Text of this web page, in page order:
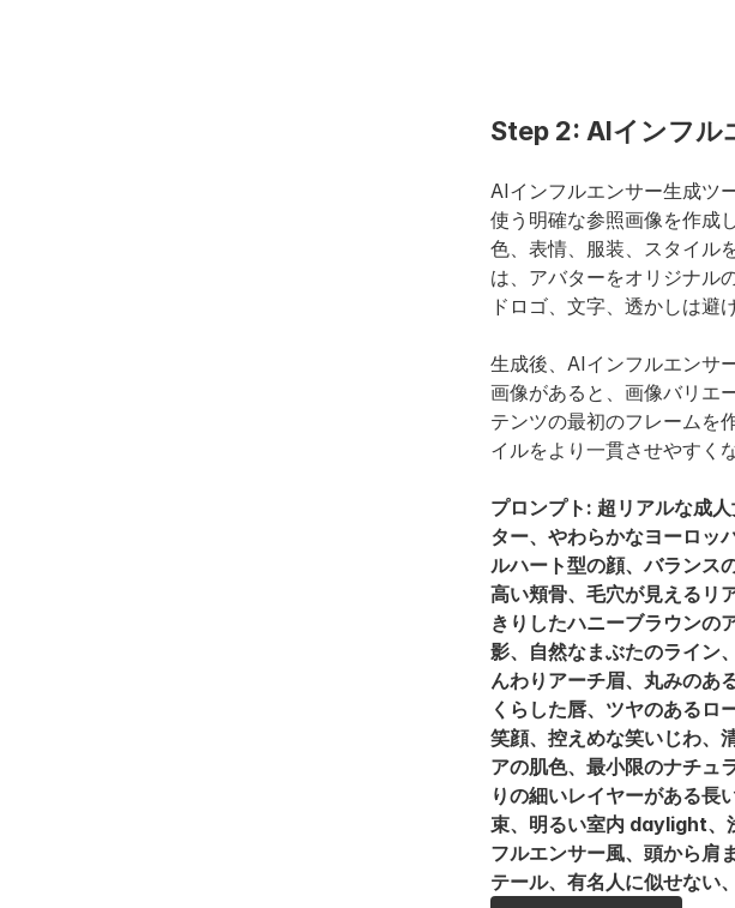
Step 2: AIインフル
AIインフルエンサー生成ツ
使う明確な参照画像を作成
色、表情、服装、スタイル
は、アバターをオリジナル
ドロゴ、文字、透かしは避
生成後、AIインフルエンサ
画像があると、画像バリエ
テンツの最初のフレームを
イルをより一貫させやすく
プロンプト: 超リアルな成
ター、やわらかなヨーロッ
ルハート型の顔、バランス
高い頬骨、毛穴が見えるリ
きりしたハニーブラウンの
影、自然なまぶたのライン
んわりアーチ眉、丸みのあ
くらした唇、ツヤのあるロ
笑顔、控えめな笑いじわ、
アの肌色、最小限のナチュ
りの細いレイヤーがある長
束、明るい室内 daylight、
フルエンサー風、頭から肩
テール、有名人に似せない